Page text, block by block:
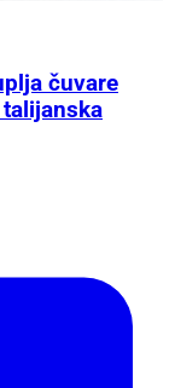
čuvare